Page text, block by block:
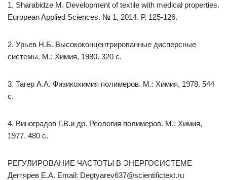
1. Sharabidze M. Development of textile with medical properties.
European Applied Sciences. № 1, 2014. Р. 125-126.
2. Урьев Н.Б. Высококонцентрированные дисперсные
системы. М.: Химия, 1980. 320 с.
3. Тагер А.А. Физикохимия полимеров. М.: Химия, 1978. 544
с.
4. Виноградов Г.В.и др. Реология полимеров. М.: Химия,
1977. 480 с.
РЕГУЛИРОВАНИЕ ЧАСТОТЫ В ЭНЕРГОСИСТЕМЕ
Дегтярев Е.А. Email: Degtyarev637@scientifictext.ru